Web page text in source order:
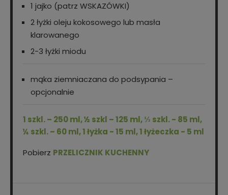
1 jajko (patrz WSKAZÓWKI)
2 łyżki oleju kokosowego lub masła
klarowanego
2-3 łyżki miodu
mąka ziemniaczana do podsypania –
opcjonalnie
1 szkl. – 250 ml, ½ szkl – 125 ml, ⅓ szkl. - 85 ml,
¼ szkl. – 60 ml, 1 łyżka - 15 ml, 1 łyżeczka - 5 ml
Pobierz PRZELICZNIK KUCHENNY